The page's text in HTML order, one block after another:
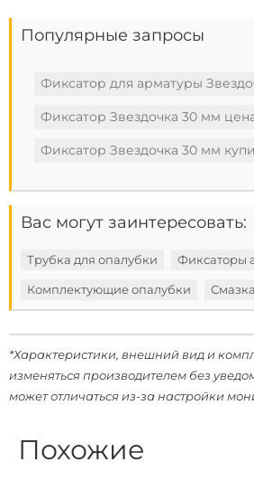
Популярные запросы
Фиксатор для арматуры
Фиксатор Звездочка 30 мм
Фиксатор Звездочка 30 мм
Вас могут заинтересовать:
Трубка для опалубки Фиксаторы
Комплектующие опалубки
*Характеристики, внешний вид и
изменяться производителем без
может отличаться из-за настройки
Похожие